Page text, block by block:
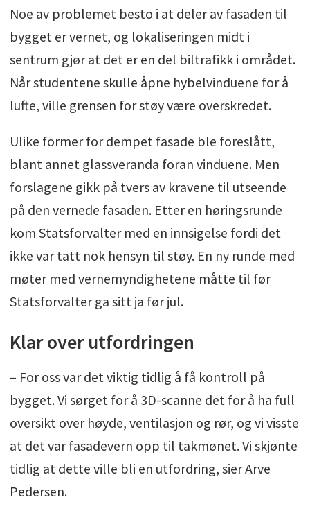
Noe av problemet besto i at deler av fasaden til
bygget er vernet, og lokaliseringen midt i
sentrum gjør at det er en del biltrafikk i området.
Når studentene skulle åpne hybelvinduene for å
lufte, ville grensen for støy være overskredet.
Ulike former for dempet fasade ble foreslått,
blant annet glassveranda foran vinduene. Men
forslagene gikk på tvers av kravene til utseende
på den vernede fasaden. Etter en høringsrunde
kom Statsforvalter med en innsigelse fordi det
ikke var tatt nok hensyn til støy. En ny runde med
møter med vernemyndighetene måtte til før
Statsforvalter ga sitt ja før jul.
Klar over utfordringen
– For oss var det viktig tidlig å få kontroll på
bygget. Vi sørget for å 3D-scanne det for å ha full
oversikt over høyde, ventilasjon og rør, og vi visste
at det var fasadevern opp til takmønet. Vi skjønte
tidlig at dette ville bli en utfordring, sier Arve
Pedersen.